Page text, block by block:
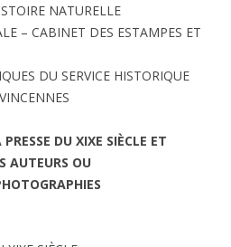
NATURELLE
– CABINET DES ESTAMPES ET
DU SERVICE HISTORIQUE
DU XIXE SIÈCLE ET
AUTEURS OU